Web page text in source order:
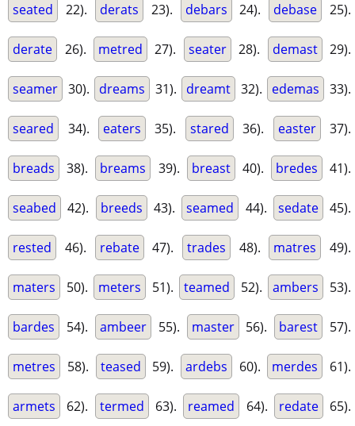
seated 22). derats 23). debars 24). debase 25).
derate 26). metred 27). seater 28). demast 29).
seamer 30). dreams 31). dreamt 32). edemas 33).
seared 34). eaters 35). stared 36). easter 37).
breads 38). breams 39). breast 40). bredes 41).
seabed 42). breeds 43). seamed 44). sedate 45).
rested 46). rebate 47). trades 48). matres 49).
maters 50). meters 51). teamed 52). ambers 53).
bardes 54). ambeer 55). master 56). barest 57).
metres 58). teased 59). ardebs 60). merdes 61).
armets 62). termed 63). reamed 64). redate 65).